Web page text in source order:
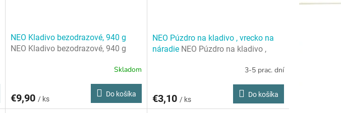
NEO Kladivo bezodrazové, 940 g
NEO Kladivo bezodrazové, 940 g
Skladom
€9,90 / ks
Do košíka
NEO Púzdro na kladivo , vrecko na
náradie NEO Púzdro na kladivo ,
3-5 prac. dní
€3,10 / ks
Do košíka